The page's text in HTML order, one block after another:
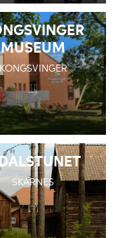
MUSEUM
KONGSVINGER
SKARNES